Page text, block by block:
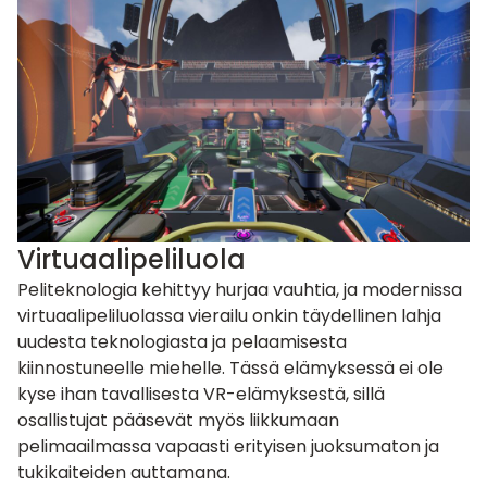
Virtuaalipeliluola
Peliteknologia kehittyy hurjaa vauhtia, ja modernissa
virtuaalipeliluolassa vierailu onkin täydellinen lahja
uudesta teknologiasta ja pelaamisesta
kiinnostuneelle miehelle. Tässä elämyksessä ei ole
kyse ihan tavallisestaVR-elämyksestä, sillä
osallistujat pääsevät myös liikkumaan
pelimaailmassa vapaasti erityisen juoksumaton ja
tukikaiteiden auttamana.